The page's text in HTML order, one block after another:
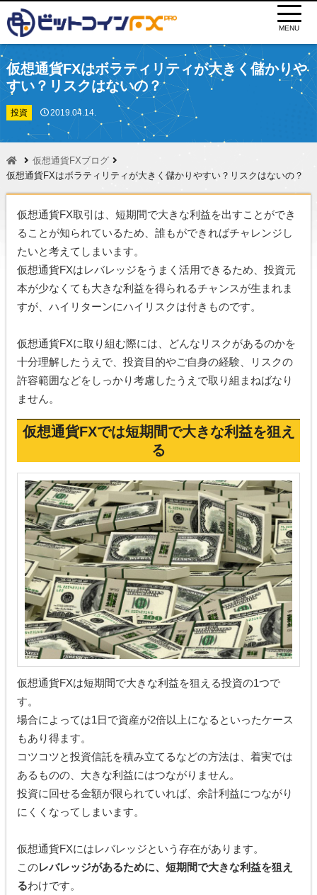
MENU
仮想通貨FXはボラティリティが大きく儲かりや
すい？リスクはないの？
投資 2019.04.14.
仮想通貨FXブログ
仮想通貨FXはボラティリティが大きく儲かりやすい？リスクはないの？
仮想通貨FX取引は、短期間で大きな利益を出すことができ
ることが知られているため、誰もができればチャレンジし
たいと考えてしまいます。
仮想通貨FXはレバレッジをうまく活用できるため、投資元
本が少なくても大きな利益を得られるチャンスが生まれま
すが、ハイリターンにハイリスクは付きものです。
仮想通貨FXに取り組む際には、どんなリスクがあるのかを
十分理解したうえで、投資目的やご自身の経験、リスクの
許容範囲などをしっかり考慮したうえで取り組まねばなり
ません。
仮想通貨FXでは短期間で大きな利益を狙え
る
仮想通貨FXは短期間で大きな利益を狙える投資の1つで
す。
場合によっては1日で資産が2倍以上になるといったケース
もあり得ます。
コツコツと投資信託を積み立てるなどの方法は、着実では
あるものの、大きな利益にはつながりません。
投資に回せる金額が限られていれば、余計利益につながり
にくくなってしまいます。
仮想通貨FXにはレバレッジという存在があります。
このレバレッジがあるために、短期間で大きな利益を狙え
るわけです。